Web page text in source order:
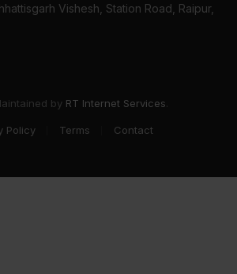
Vishesh, Station Road, Raipur,
by RT Internet Services
Policy Terms Contact